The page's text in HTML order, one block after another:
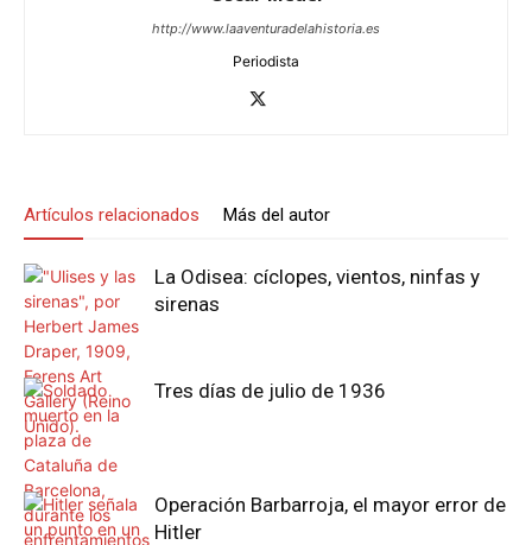
http://www.laaventuradelahistoria.es
Periodista
Artículos relacionados Más del autor
La Odisea: cíclopes, vientos, ninfas y
sirenas
Tres días de julio de 1936
Operación Barbarroja, el mayor error de
Hitler